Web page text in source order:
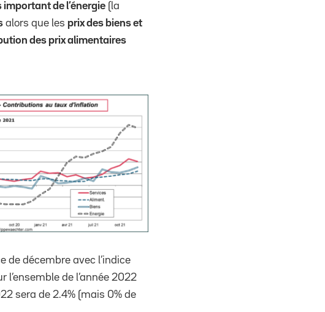
important de l’énergie (la
alors que les prix des biens et
des prix alimentaires
de décembre avec l’indice
l’ensemble de l’année 2022
sera de 2.4% (mais 0% de